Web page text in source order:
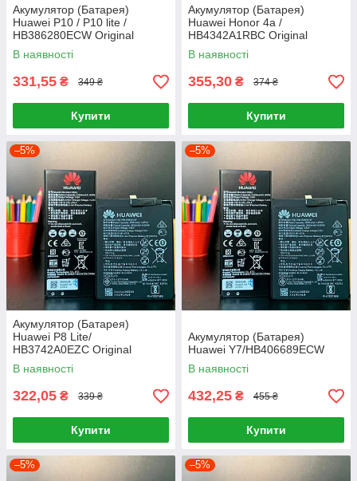
Акумулятор (Батарея)
Huawei P10 / P10 lite /
HB386280ECW Original
В наявності
331,55 ₴ 349 ₴
Купити
Акумулятор (Батарея)
Huawei Honor 4a /
HB4342A1RBC Original
В наявності
355,30 ₴ 374 ₴
Купити
–5%
Акумулятор (Батарея)
Huawei P8 Lite/
HB3742A0EZC Original
В наявності
322,05 ₴ 339 ₴
Купити
–5%
Акумулятор (Батарея)
Huawei Y7/HB406689ECW
В наявності
432,25 ₴ 455 ₴
Купити
–5% –5%